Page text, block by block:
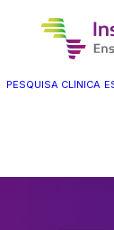
PESQUISA CLÍNICA